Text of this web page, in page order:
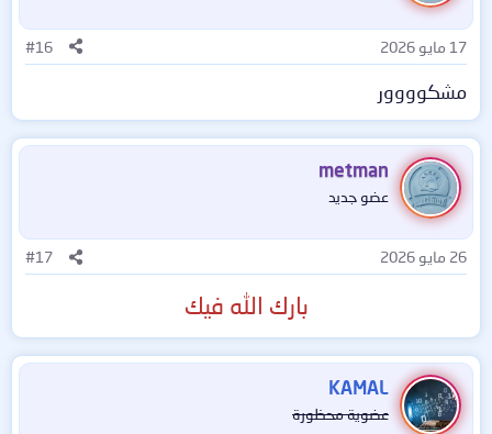
17 مايو 2026 #16
مشكوووور
metman
عضو جديد
26 مايو 2026 #17
بارك الله فيك
KAMAL
عضوية محظورة